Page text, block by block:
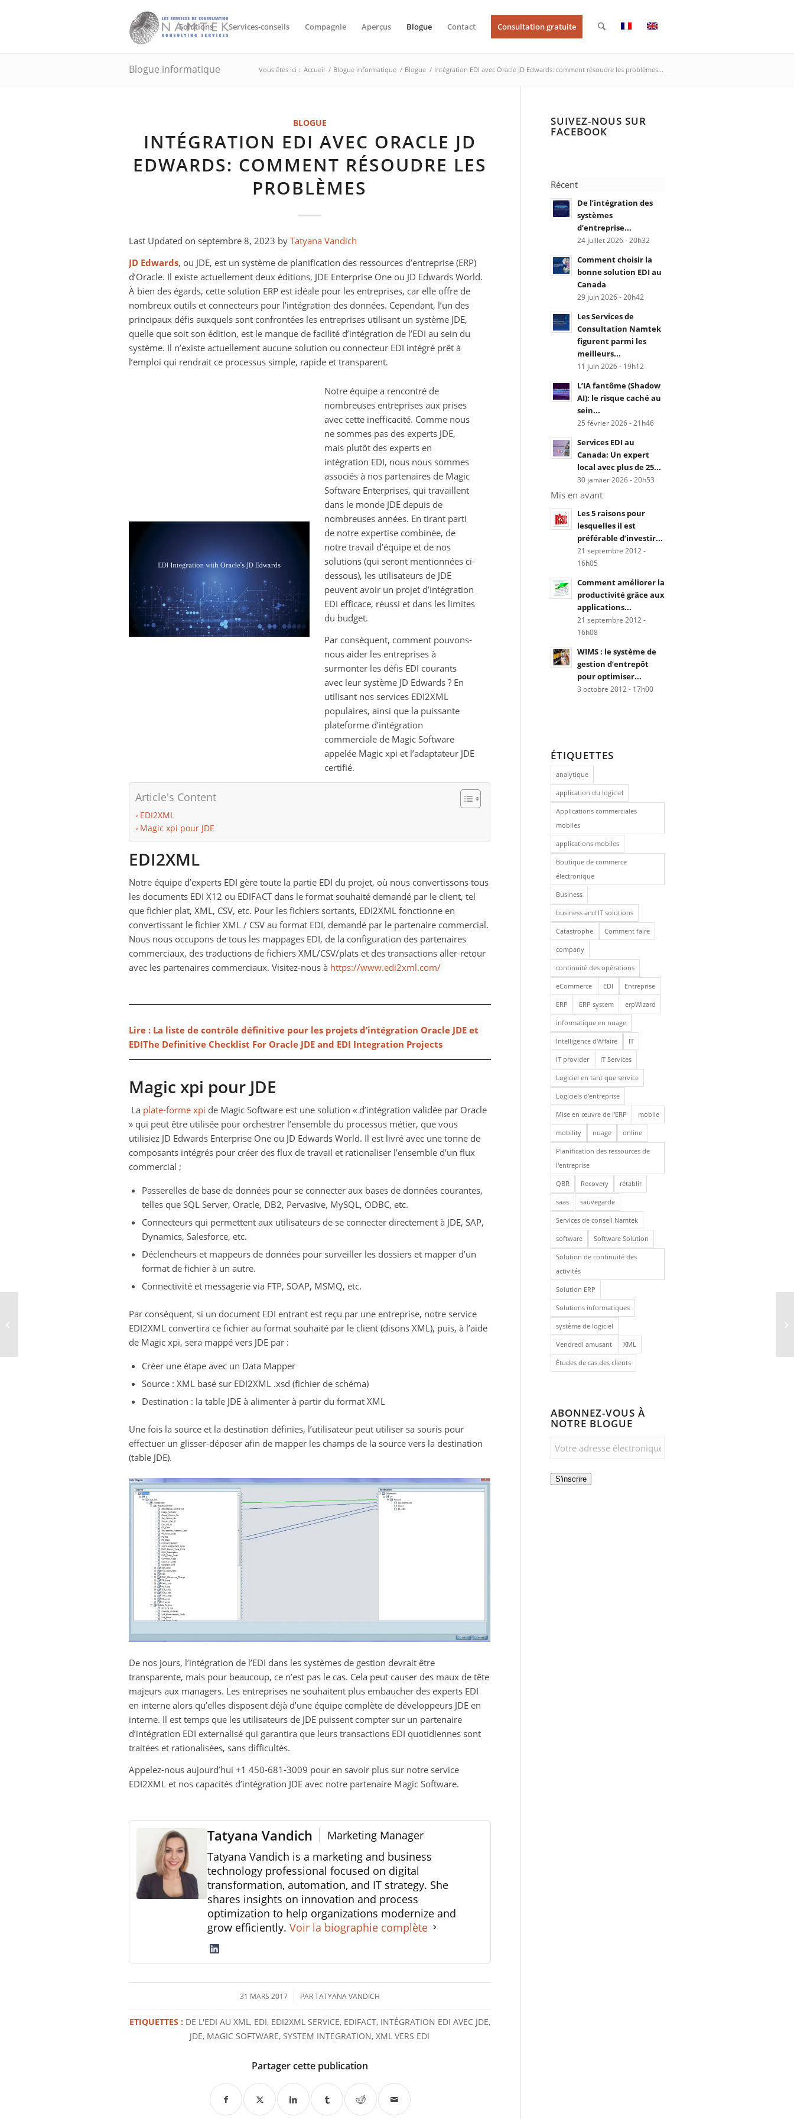
Solutions Services-conseils Compagnie Aperçus Blogue Contact Consultation gratuite
Blogue informatique Vous êtes ici : Accueil / Blogue informatique / Blogue / Intégration EDI avec Oracle JD Edwards: comment résoudre les problèmes...
BLOGUE
INTÉGRATION EDI AVEC ORACLE JD
EDWARDS: COMMENT RÉSOUDRE LES
PROBLÈMES
Last Updated on septembre 8, 2023 by Tatyana Vandich
JD Edwards, ou JDE, est un système de planification des ressources d’entreprise (ERP)
d’Oracle. Il existe actuellement deux éditions, JDE Enterprise One ou JD Edwards World.
À bien des égards, cette solution ERP est idéale pour les entreprises, car elle offre de
nombreux outils et connecteurs pour l’intégration des données. Cependant, l’un des
principaux défis auxquels sont confrontées les entreprises utilisant un système JDE,
quelle que soit son édition, est le manque de facilité d’intégration de l’EDI au sein du
système. Il n’existe actuellement aucune solution ou connecteur EDI intégré prêt à
l’emploi qui rendrait ce processus simple, rapide et transparent.
Notre équipe a rencontré de
nombreuses entreprises aux prises
avec cette inefficacité. Comme nous
ne sommes pas des experts JDE,
mais plutôt des experts en
intégration EDI, nous nous sommes
associés à nos partenaires de Magic
Software Enterprises, qui travaillent
dans le monde JDE depuis de
nombreuses années. En tirant parti
de notre expertise combinée, de
notre travail d’équipe et de nos
solutions (qui seront mentionnées ci-
dessous), les utilisateurs de JDE
peuvent avoir un projet d’intégration
EDI efficace, réussi et dans les limites
du budget.
Par conséquent, comment pouvons-
nous aider les entreprises à
surmonter les défis EDI courants
avec leur système JD Edwards ? En
utilisant nos services EDI2XML
populaires, ainsi que la puissante
plateforme d’intégration
commerciale de Magic Software
appelée Magic xpi et l’adaptateur JDE
certifié.
Article's Content
EDI2XML
Magic xpi pour JDE
EDI2XML
Notre équipe d’experts EDI gère toute la partie EDI du projet, où nous convertissons tous
les documents EDI X12 ou EDIFACT dans le format souhaité demandé par le client, tel
que fichier plat, XML, CSV, etc. Pour les fichiers sortants, EDI2XML fonctionne en
convertissant le fichier XML / CSV au format EDI, demandé par le partenaire commercial.
Nous nous occupons de tous les mappages EDI, de la configuration des partenaires
commerciaux, des traductions de fichiers XML/CSV/plats et des transactions aller-retour
avec les partenaires commerciaux. Visitez-nous à https://www.edi2xml.com/
Lire : La liste de contrôle définitive pour les projets d’intégration Oracle JDE et
EDIThe Definitive Checklist For Oracle JDE and EDI Integration Projects
Magic xpi pour JDE
La plate-forme xpi de Magic Software est une solution « d’intégration validée par Oracle
» qui peut être utilisée pour orchestrer l’ensemble du processus métier, que vous
utilisiez JD Edwards Enterprise One ou JD Edwards World. Il est livré avec une tonne de
composants intégrés pour créer des flux de travail et rationaliser l’ensemble d’un flux
commercial ;
Passerelles de base de données pour se connecter aux bases de données courantes,
telles que SQL Server, Oracle, DB2, Pervasive, MySQL, ODBC, etc.
Connecteurs qui permettent aux utilisateurs de se connecter directement à JDE, SAP,
Dynamics, Salesforce, etc.
Déclencheurs et mappeurs de données pour surveiller les dossiers et mapper d’un
format de fichier à un autre.
Connectivité et messagerie via FTP, SOAP, MSMQ, etc.
Par conséquent, si un document EDI entrant est reçu par une entreprise, notre service
EDI2XML convertira ce fichier au format souhaité par le client (disons XML), puis, à l’aide
de Magic xpi, sera mappé vers JDE par :
Créer une étape avec un Data Mapper
Source : XML basé sur EDI2XML .xsd (fichier de schéma)
Destination : la table JDE à alimenter à partir du format XML
Une fois la source et la destination définies, l’utilisateur peut utiliser sa souris pour
effectuer un glisser-déposer afin de mapper les champs de la source vers la destination
(table JDE).
De nos jours, l’intégration de l’EDI dans les systèmes de gestion devrait être
transparente, mais pour beaucoup, ce n’est pas le cas. Cela peut causer des maux de tête
majeurs aux managers. Les entreprises ne souhaitent plus embaucher des experts EDI
en interne alors qu’elles disposent déjà d’une équipe complète de développeurs JDE en
interne. Il est temps que les utilisateurs de JDE puissent compter sur un partenaire
d’intégration EDI externalisé qui garantira que leurs transactions EDI quotidiennes sont
traitées et rationalisées, sans difficultés.
Appelez-nous aujourd’hui +1 450-681-3009 pour en savoir plus sur notre service
EDI2XML et nos capacités d’intégration JDE avec notre partenaire Magic Software.
Tatyana Vandich
Marketing Manager
Tatyana Vandich is a marketing and business
technology professional focused on digital
transformation, automation, and IT strategy. She
shares insights on innovation and process
optimization to help organizations modernize and
grow efficiently. Voir la biographie complète
31 MARS 2017
/ PARTATYANA VANDICH
ETIQUETTES : DE L'EDI AU XML , EDI, EDI2XML SERVICE, EDIFACT, INTÉGRATION EDI AVEC JDE,
JDE, MAGIC SOFTWARE, SYSTEM INTEGRATION,XML VERS EDI
Partager cette publication
SUIVEZ-NOUS SUR
FACEBOOK
Récent
De l’intégration des
systèmes
d’entreprise...
24 juillet 2026 - 20h32
Comment choisir la
bonne solution EDI au
Canada
29 juin 2026 - 20h42
Les Services de
Consultation Namtek
figurent parmi les
meilleurs...
11 juin 2026 - 19h12
L’IA fantôme (Shadow
AI): le risque caché au
sein...
25 février 2026 - 21h46
Services EDI au
Canada: Un expert
local avec plus de 25...
30 janvier 2026 - 20h53
Mis en avant
Les 5 raisons pour
lesquelles il est
préférable d’investir...
21 septembre 2012 -
16h05
Comment améliorer la
productivité grâce aux
applications...
21 septembre 2012 -
16h08
WIMS : le système de
gestion d’entrepôt
pour optimiser...
3 octobre 2012 - 17h00
ÉTIQUETTES
analytique
application du logiciel
Applications commerciales
mobiles
applications mobiles
Boutique de commerce
électronique
Business
business and IT solutions
Catastrophe Comment faire
company
continuité des opérations
eCommerce EDI Entreprise
ERP ERP system erpWizard
informatique en nuage
Intelligence d'Affaire IT
IT provider IT Services
Logiciel en tant que service
Logiciels d'entreprise
Mise en œuvre de l'ERP mobile
mobility nuage online
Planification des ressources de
l'entreprise
QBR Recovery rétablir
saas sauvegarde
Services de conseil Namtek
software Software Solution
Solution de continuité des
activités
Solution ERP
Solutions informatiques
système de logiciel
Vendredi amusant XML
Études de cas des clients
ABONNEZ-VOUS À
NOTRE BLOGUE
S'inscrire